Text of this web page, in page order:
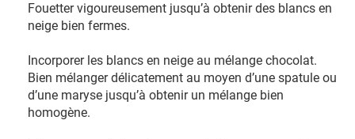
Fouetter vigoureusement jusqu’à obtenir des blancs en
neige bien fermes.
Incorporer les blancs en neige au mélange chocolat.
Bien mélanger délicatement au moyen d’une spatule ou
d’une maryse jusqu’à obtenir un mélange bien
homogène.